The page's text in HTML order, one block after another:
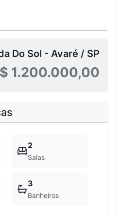
Do Sol - Avaré / SP
1.200.000,00
2
Salas
3
Banheiros